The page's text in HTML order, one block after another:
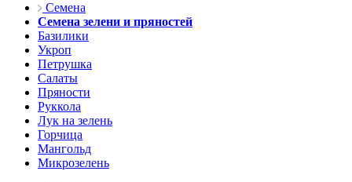
Семена
Семена зелени и пряностей
Базилики
Укроп
Петрушка
Салаты
Пряности
Руккола
Лук на зелень
Горчица
Мангольд
Микрозелень